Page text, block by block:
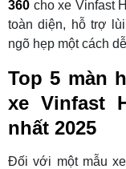
360 cho xe Vinfast
toàn diện, hỗ trợ
ngõ hẹp một cách
Top 5 màn
xe Vinfast
nhất 2025
Đối với một mẫu